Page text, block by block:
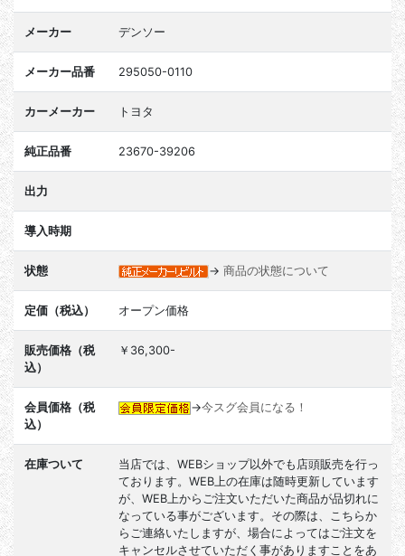
メーカー デンソー
メーカー品番 295050-0110
カーメーカー トヨタ
純正品番 23670-39206
出力
導入時期
状態 → 商品の状態について
定価（税込） オープン価格
販売価格（税
込）
￥36,300-
会員価格（税
込）
→今スグ会員になる！
在庫ついて
当店では、WEBショップ以外でも店頭販売を行っ
ております。WEB上の在庫は随時更新しています
が、WEB上からご注文いただいた商品が品切れに
なっている事がございます。その際は、こちらか
らご連絡いたしますが、場合によってはご注文を
キャンセルさせていただく事がありますことをあ